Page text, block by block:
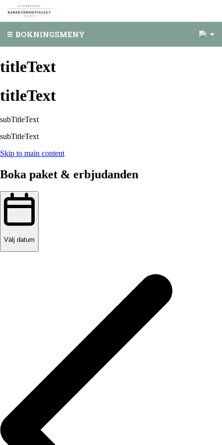
BOKNINGSMENY
titleText
titleText
subTitleText
subTitleText
Skip to main content
Boka paket & erbjudanden
Välj datum